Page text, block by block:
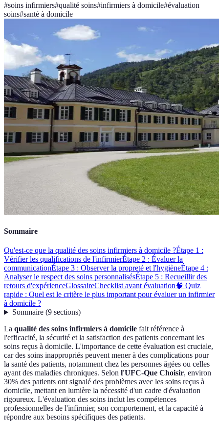
#soins infirmiers#qualité soins#infirmiers à domicile#évaluation
soins#santé à domicile
Sommaire
Qu'est-ce que la qualité des soins infirmiers à domicile ?Étape 1 :
Vérifier les qualifications de l'infirmierÉtape 2 : Évaluer la
communicationÉtape 3 : Observer la propreté et l'hygièneÉtape 4 :
Analyser le respect des soins personnalisésÉtape 5 : Recueillir des
retours d'expérienceGlossaireChecklist avant évaluation🧠 Quiz
rapide : Quel est le critère le plus important pour évaluer un infirmier
à domicile ?
Sommaire(9 sections)
La qualité des soins infirmiers à domicile fait référence à
l'efficacité, la sécurité et la satisfaction des patients concernant les
soins reçus à domicile. L'importance de cette évaluation est cruciale,
car des soins inappropriés peuvent mener à des complications pour
la santé des patients, notamment chez les personnes âgées ou celles
ayant des maladies chroniques. Selon l'UFC-Que Choisir, environ
30% des patients ont signalé des problèmes avec les soins reçus à
domicile, mettant en lumière la nécessité d'un cadre d'évaluation
rigoureux. L'évaluation des soins inclut les compétences
professionnelles de l'infirmier, son comportement, et la capacité à
répondre aux besoins spécifiques des patients.